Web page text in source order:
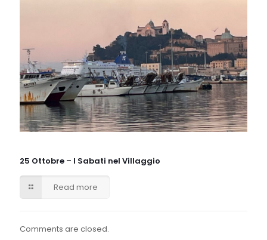
25 Ottobre – I Sabati nel Villaggio
Read more
Comments are closed.